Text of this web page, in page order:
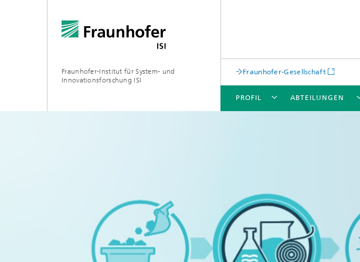
Fraunhofer-Institut für System- und
Innovationsforschung ISI
Fraunhofer-Gesellschaft
PROFIL ABTEILUNGEN